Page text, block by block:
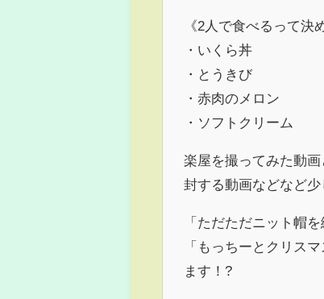
《2人で食べるって決
・いくら丼
・とうきび
・赤肉のメロン
・ソフトクリーム
楽屋を撮ってみた動
封する動画などなど少
「ただただニット帽
「もっちーとクリス
ます！?️